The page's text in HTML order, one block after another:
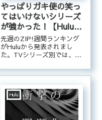
やっぱりガキ使の笑っ
てはいけないシリーズ
が強かった！【Hulu】
ZIP!週間ランキング
「TV Series別」「海
外ドラマ」「海外ドキ
ュメンタリー＆バラエ
ティー」（12/28-
1/3）
先週のZIP!週間ランキング
がHuluから発表されまし
た。TVシリーズ別では、や
たガキ使の笑ってはいけな
いシリーズが強かったです
ね。１月１５日まで２０１
６年版ガキ使の笑ってはい
けないシリーズがHuluで配
信中ですので...
Hulu